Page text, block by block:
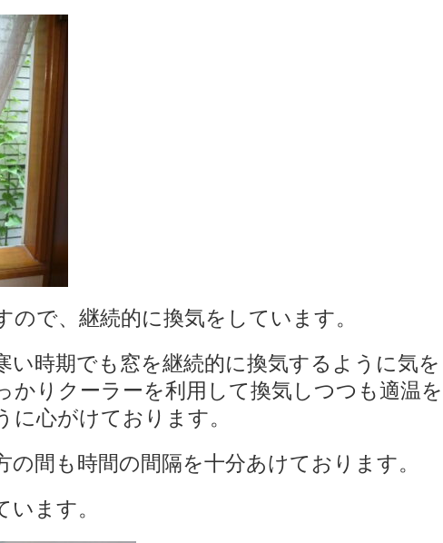
ので、継続的に換気をしています。
い時期でも窓を継続的に換気するように気を
かりクーラーを利用して換気しつつも適温を
に心がけております。
の間も時間の間隔を十分あけております。
ます。